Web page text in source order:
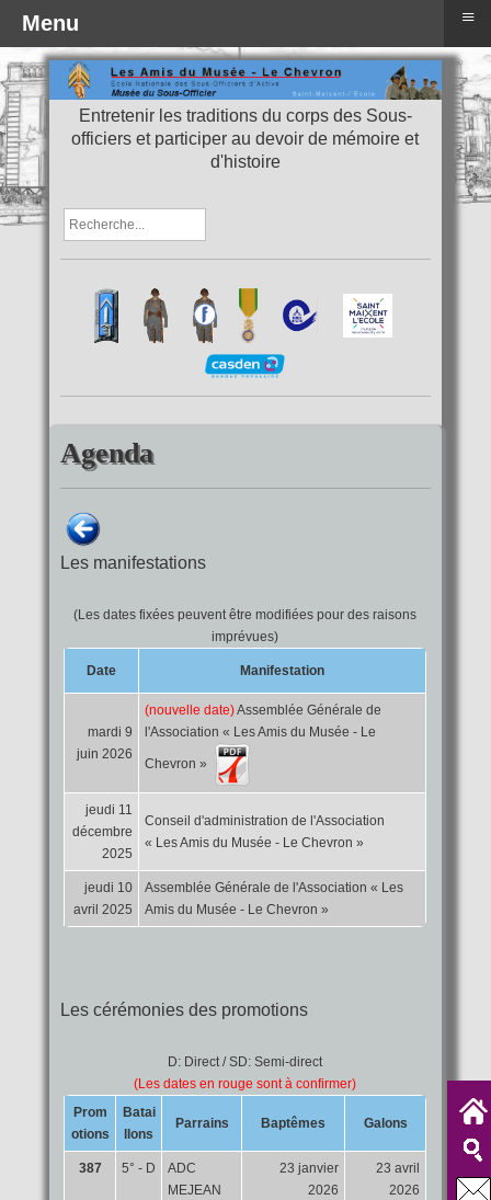
Entretenir les traditions du corps des Sous-
officiers et participer au devoir de mémoire et
d'histoire
Agenda
Les manifestations
(Les dates fixées peuvent être modifiées pour des raisons
imprévues)
Date Manifestation
mardi 9
juin 2026
(nouvelle date)Assemblée Générale de
l'Association « Les Amis du Musée - Le
Chevron »
jeudi 11
décembre
2025
Conseil d'administration de l'Association
« Les Amis du Musée - Le Chevron »
jeudi 10
avril 2025
Assemblée Générale de l'Association « Les
Amis du Musée - Le Chevron »
Les cérémonies des promotions
D: Direct / SD: Semi-direct
(Les dates en rouge sont à confirmer)
Prom
otions
Batai
llons
Parrains Baptêmes Galons
387 5° - D
ADC
MEJEAN
23 janvier
2026
23 avril
2026
Menu ≡